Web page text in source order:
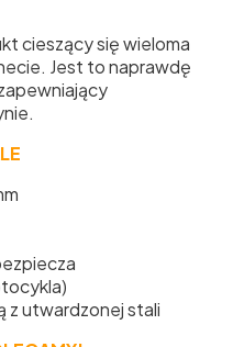
cieszący się wieloma
Jest to naprawdę
z utwardzonej stali